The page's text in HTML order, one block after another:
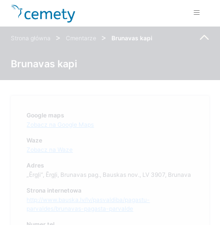
Strona główna > Cmentarze > Brunavas kapi
Brunavas kapi
Google maps
Zobacz na Google Maps
Waze
Zobacz na Waze
Adres
„Ērgļi”, Ērgļi, Brunavas pag., Bauskas nov., LV 3907, Brunava
Strona internetowa
http://www.bauska.lv/lv/pasvaldiba/pagastu-
parvaldes/brunavas-pagasta-parvalde